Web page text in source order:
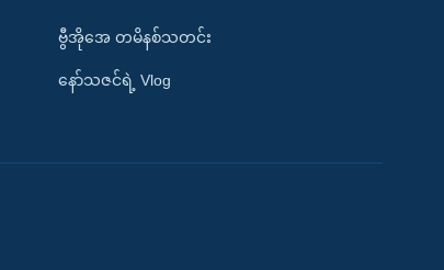
ဗွီအိုအေ တမိနစ်သတင်း
နော်သဇင်ရဲ့ Vlog